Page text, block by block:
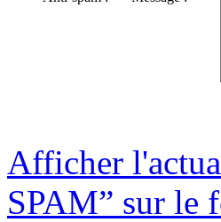
Afficher
SPAM” sur le